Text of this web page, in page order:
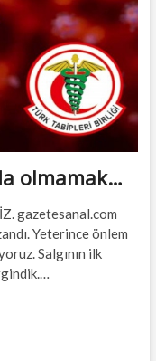
olmamak…
gazetesanal.com
Yeterince önlem
Salgının ilk